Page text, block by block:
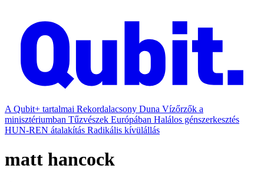
A Qubit+ tartalmai Rekordalacsony Duna Vízőrzők a
minisztériumban Tűzvészek Európában Halálos génszerkesztés
HUN-REN átalakítás Radikális kívülállás
matt hancock